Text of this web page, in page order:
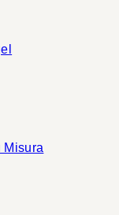
Misura